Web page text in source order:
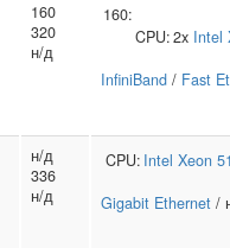
160
320
н/д
160:
CPU:2x Intel
InfiniBand / Fast
н/д
336
н/д
CPU: Intel Xeon
Gigabit Ethernet /